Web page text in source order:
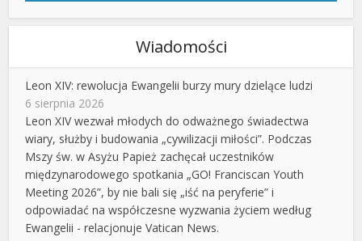
Wiadomości
Leon XIV: rewolucja Ewangelii burzy mury dzielące ludzi
6 sierpnia 2026
Leon XIV wezwał młodych do odważnego świadectwa
wiary, służby i budowania „cywilizacji miłości”. Podczas
Mszy św. w Asyżu Papież zachęcał uczestników
międzynarodowego spotkania „GO! Franciscan Youth
Meeting 2026”, by nie bali się „iść na peryferie” i
odpowiadać na współczesne wyzwania życiem według
Ewangelii - relacjonuje Vatican News.